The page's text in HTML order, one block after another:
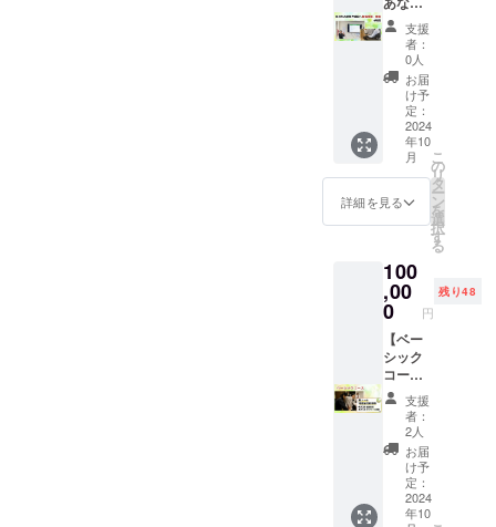
は、備
考欄
に”不
要”と記
載して
くださ
間：
2024年
10月10
日から
12ヶ月
掲載
事業が
存続す
る限り
掲載 ・
掲載方
法：お
掲載 ・
注意事
項：支
援時、
必ず備
考欄に
掲載を
希望さ
れるお
名前を
ご記入
くださ
い ※希
望しな
い場合
ます。
利用時
間は1日
1回と
し、30
分また
は、1時
間での
ご対応
とさせ
ていた
だきま
す。 会
・東京
都日本
橋 住
所：東
京都中
央区日
本橋1-
14-5
白井ビ
ル1階
痛みの
専門院
・大阪
府大阪
市 住
別に、
120分
150,000
円で施
術をい
たしま
す。 日
時は坂
戸先生
のスケ
ジュー
ルに合
わせ
部との
打ち合
わせの
上、決
定とさ
せてい
ただき
ます。
利用時
間は1日
1回と
し、最
低30
分、最
大2時間
分
39,000
円）、
個別の
場合は
30分
50,000
円と
なって
いま
す。 今
回クラ
ウド
ディン
グで特
別に、4
時間
250,000
円で、
支援者
ご本人
のほ
か、ご
家族、
友人・
知人の
方を集
めてい
の病院
や施設
へ技術
指導・
施術4時
間】 1
年以内
坂戸先
生が、
あなた
の病院
や施設
に出張
導・施
術を行
いま
す。 通
常、坂
戸先生
の出張
技術指
導は、2
時間で
30万円
となっ
ていま
す。 指
導人数
支援
者：
0人
お届
け予
定：
2024
年10
月
詳細を見る
こ
の
リ
タ
ー
ン
を
選
択
す
る
100
,00
0 円
残り48
【ベー
シック
コー
ス】
（他人
への治
療法技
術習
得）本
人用 ・
身内、
支援
者：
2人
お届
け予
定：
2024
年10